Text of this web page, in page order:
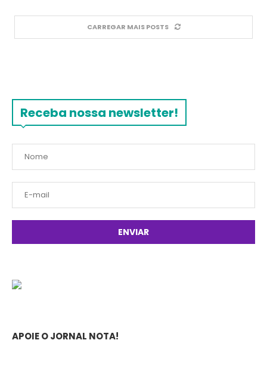
CARREGAR MAIS POSTS
Receba nossa newsletter!
APOIE O JORNAL NOTA!